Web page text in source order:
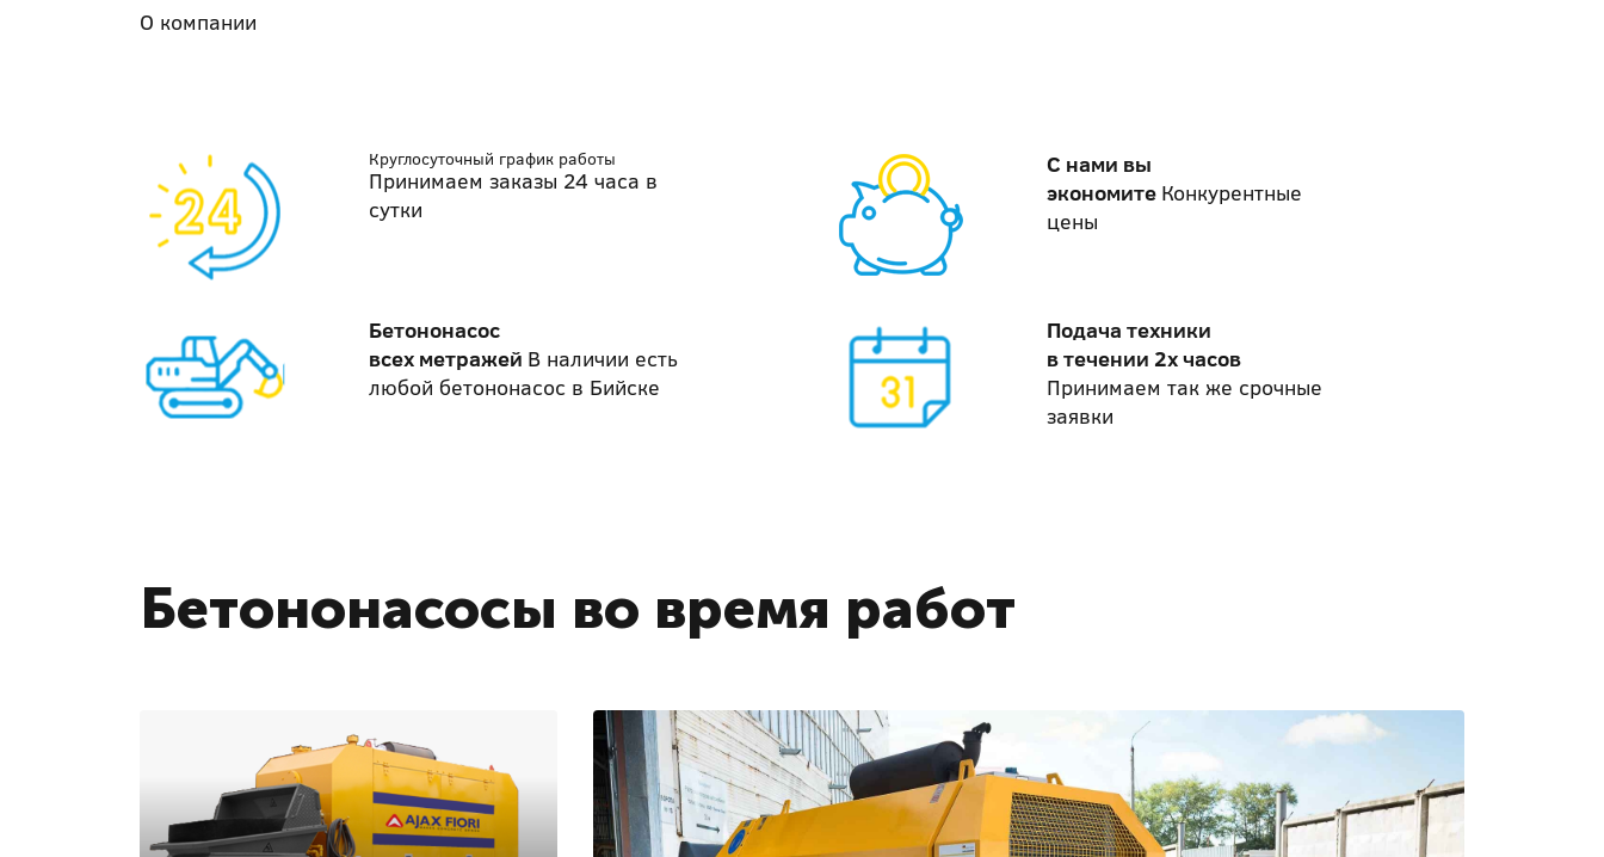
О компании
Круглосуточный график работы
Принимаем заказы 24 часа в
сутки
С нами вы
экономите Конкурентные
цены
Бетононасос
всех метражей В наличии есть
любой бетононасос в Бийске
Подача техники
в течении 2х часов
Принимаем так же срочные
заявки
Бетононасосы во время работ